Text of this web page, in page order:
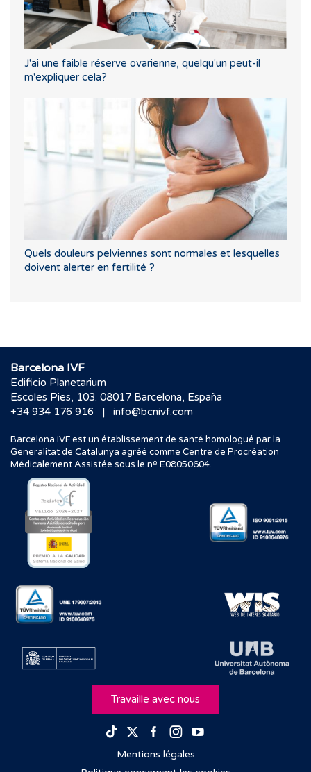
J'ai une faible réserve ovarienne, quelqu'un peut-il
m'expliquer cela?
Quels douleurs pelviennes sont normales et lesquelles
doivent alerter en fertilité ?
Barcelona IVF
Edificio Planetarium
Escoles Pies, 103. 08017 Barcelona, España
+34 934 176 916
| info@bcnivf.com
Barcelona IVF est un établissement de santé homologué par la
Generalitat de Catalunya agréé comme Centre de Procréation
Médicalement Assistée sous le nº E08050604.
Travaille avec nous
TikTokTwitterFacebook
Instagram
Mentions légales